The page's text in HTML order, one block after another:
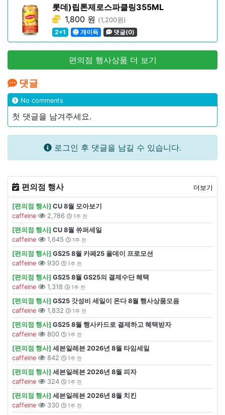
롯데)립톤제로스파클링355ML
1,800 원 (1,200원)
2+1
개이득 댓글(0)
편의점 행사상품 더 보기
댓글
No comments
첫 댓글을 남겨주세요.
로그인 후 댓글을 남길 수 있습니다.
편의점 행사 더보기
[편의점 행사] CU 8월 모아보기
caffeine
2,786 1주 전
[편의점 행사] CU 8월 쓔퍼세일
caffeine
1,645 1주 전
[편의점 행사] GS25 8월 카페25 올데이 프로모션
caffeine
930 1주 전
[편의점 행사] GS25 8월 GS25의 결제수단 혜택
caffeine
1,318 1주 전
[편의점 행사] GS25 갓성비 세일이 온다 8월 행사상품모음
caffeine
1,832 1주 전
[편의점 행사] GS25 8월 행사카드로 결제하고 혜택받자
caffeine
800 1주 전
[편의점 행사] 세븐일레븐 2026년 8월 타임세일
caffeine
842 1주 전
[편의점 행사] 세븐일레븐 2026년 8월 피자
caffeine
324 1주 전
[편의점 행사] 세븐일레븐 2026년 8월 치킨
caffeine
330 1주 전